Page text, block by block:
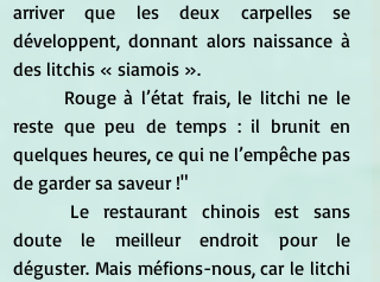
arriver que les deux carpelles se
développent, donnant alors naissance à
des litchis « siamois ».
reste que peu de temps : il brunit en
quelques heures, ce qui ne l’empêche pas
de garder sa saveur !"
doute le meilleur endroit pour le
déguster. Mais méfions-nous, car le litchi